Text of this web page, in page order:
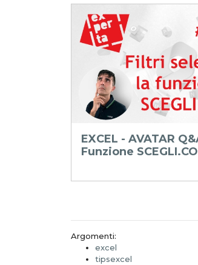
EXCEL - AVATAR
Funzione
Argomenti:
excel
tipsexcel